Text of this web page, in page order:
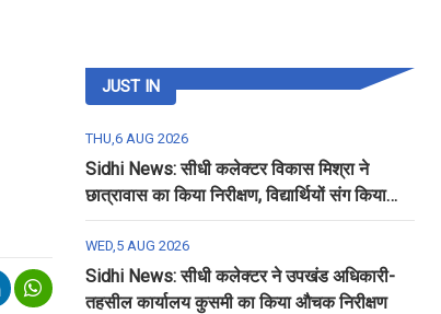
JUST IN
THU,6 AUG 2026
Sidhi News: सीधी कलेक्टर विकास मिश्रा ने
छात्रावास का किया निरीक्षण, विद्यार्थियों संग किया
रात्रि भोजन
WED,5 AUG 2026
Sidhi News: सीधी कलेक्टर ने उपखंड अधिकारी-
तहसील कार्यालय कुसमी का किया औचक निरीक्षण